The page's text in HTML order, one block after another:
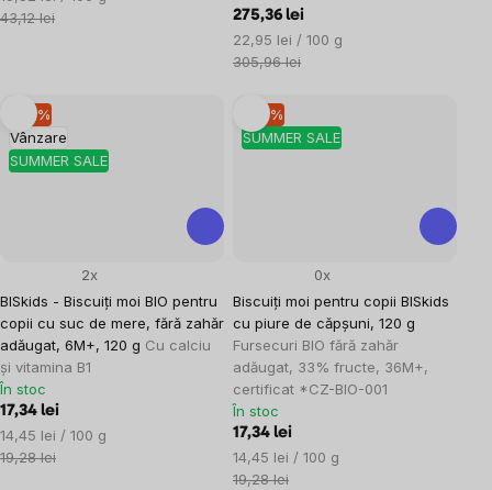
preţ:
43,12 lei
275,36 lei
Evaluare
preţ:
22,95 lei / 100 g
305,96 lei
Vânzare
SUMMER SALE
–10 %
BISkids - Biscuiți moi BIO pentru
copii cu suc de mere, fără zahăr
adăugat, 6M+, 120 g Cu calciu
și vitamina B1
2x
În stoc
17,34 lei
Evaluare
preţ:
14,45 lei / 100 g
19,28 lei
SUMMER SALE
–10 %
Biscuiți moi pentru copii BISkids
cu piure de căpșuni, 120 g
Fursecuri BIO fără zahăr
adăugat, 33% fructe, 36M+,
certificat *CZ-BIO-001
0x
În stoc
17,34 lei
Evaluare
preţ:
14,45 lei / 100 g
19,28 lei